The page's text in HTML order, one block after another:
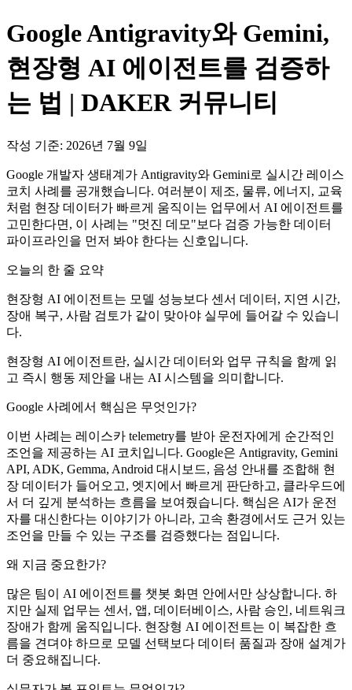
Google Antigravity와 Gemini,
현장형 AI 에이전트를 검증하
는 법 | DAKER 커뮤니티
작성 기준: 2026년 7월 9일
Google 개발자 생태계가 Antigravity와 Gemini로 실시간 레이스
코치 사례를 공개했습니다. 여러분이 제조, 물류, 에너지, 교육
처럼 현장 데이터가 빠르게 움직이는 업무에서 AI 에이전트를
고민한다면, 이 사례는 "멋진 데모"보다 검증 가능한 데이터
파이프라인을 먼저 봐야 한다는 신호입니다.
오늘의 한 줄 요약
현장형 AI 에이전트는 모델 성능보다 센서 데이터, 지연 시간,
장애 복구, 사람 검토가 같이 맞아야 실무에 들어갈 수 있습니
다.
현장형 AI 에이전트란, 실시간 데이터와 업무 규칙을 함께 읽
고 즉시 행동 제안을 내는 AI 시스템을 의미합니다.
Google 사례에서 핵심은 무엇인가?
이번 사례는 레이스카 telemetry를 받아 운전자에게 순간적인
조언을 제공하는 AI 코치입니다. Google은 Antigravity, Gemini
API, ADK, Gemma, Android 대시보드, 음성 안내를 조합해 현
장 데이터가 들어오고, 엣지에서 빠르게 판단하고, 클라우드에
서 더 깊게 분석하는 흐름을 보여줬습니다. 핵심은 AI가 운전
자를 대신한다는 이야기가 아니라, 고속 환경에서도 근거 있는
조언을 만들 수 있는 구조를 검증했다는 점입니다.
왜 지금 중요한가?
많은 팀이 AI 에이전트를 챗봇 화면 안에서만 상상합니다. 하
지만 실제 업무는 센서, 앱, 데이터베이스, 사람 승인, 네트워크
장애가 함께 움직입니다. 현장형 AI 에이전트는 이 복잡한 흐
름을 견뎌야 하므로 모델 선택보다 데이터 품질과 장애 설계가
더 중요해집니다.